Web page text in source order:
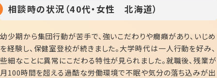
相談時の状況（40代・女性 北海道）
幼少期から集団行動が苦手で、強いこだわりや癇癪があり、いじめ
を経験し、保健室登校が続きました。大学時代は一人行動を好み、
些細なことに異常にこだわる特性が見られました。就職後、残業が
月100時間を超える過酷な労働環境で不眠や気分の落ち込みが出